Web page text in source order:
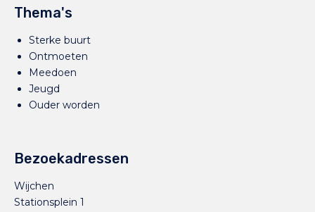
Thema's
Sterke buurt
Ontmoeten
Meedoen
Jeugd
Ouder worden
Bezoekadressen
Wijchen
Stationsplein 1